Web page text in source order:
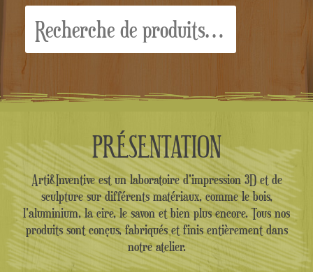
pour :
PRÉSENTATION
Arti&Inventive est un laboratoire d'impression 3D et de
sculpture sur différents matériaux, comme le bois,
l'aluminium, la cire, le savon et bien plus encore. Tous nos
produits sont conçus, fabriqués et finis entièrement dans
notre atelier.